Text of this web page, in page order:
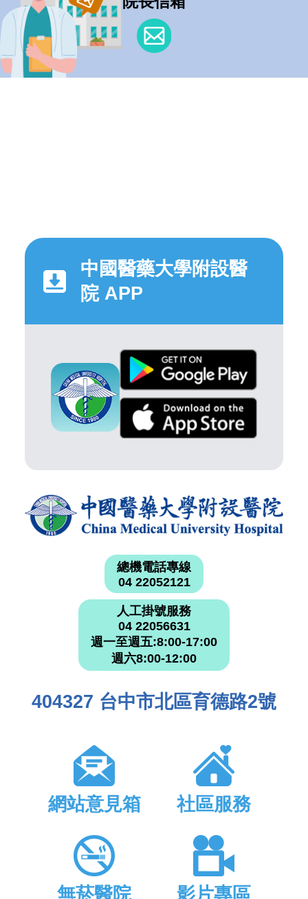
中國醫藥大學附設醫
院 APP
總機電話專線
04 22052121
人工掛號服務
04 22056631
週一至週五:8:00-17:00
週六8:00-12:00
404327 台中市北區育德路2號
網站意見箱 社區服務
無菸醫院 影片專區